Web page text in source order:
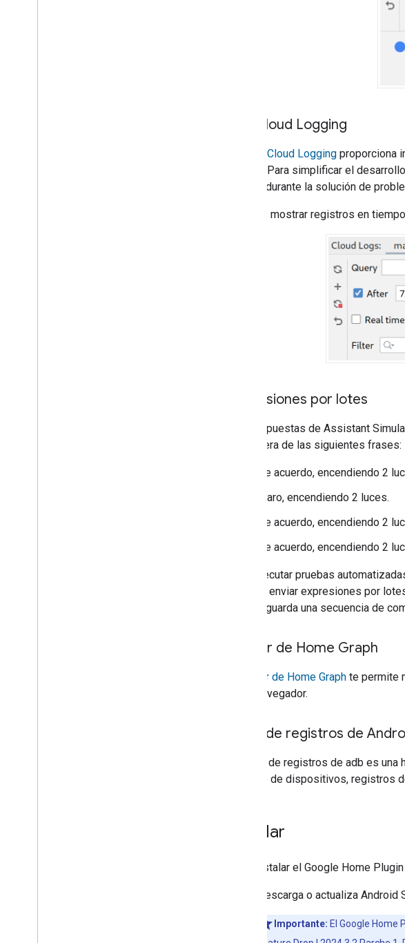
Ver Cloud Logging
Google Cloud Logging proporciona
Acción. Para simplificar el
código durante la solución de
Puedes mostrar registros en
Expresiones por lotes
Las respuestas de Assistant
cualquiera de las siguientes frases:
De acuerdo, encendiendo 2
Claro, encendiendo 2 luces.
De acuerdo, encendiendo 2
De acuerdo, encendiendo 2
Para ejecutar pruebas
puedes enviar expresiones por
que se guarda una secuencia de
Lector de Home Graph
El lector de Home Graph te permite
en tu navegador.
Visor de registros de
El visor de registros de adb es
registro de dispositivos, registros
Instalar
Para instalar el Google Home Plugin
Descarga o actualiza Android
Importante: El Google Home